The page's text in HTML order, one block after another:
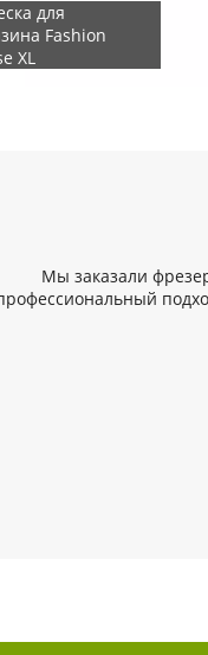
для
Fashion
XL
Мы заказали